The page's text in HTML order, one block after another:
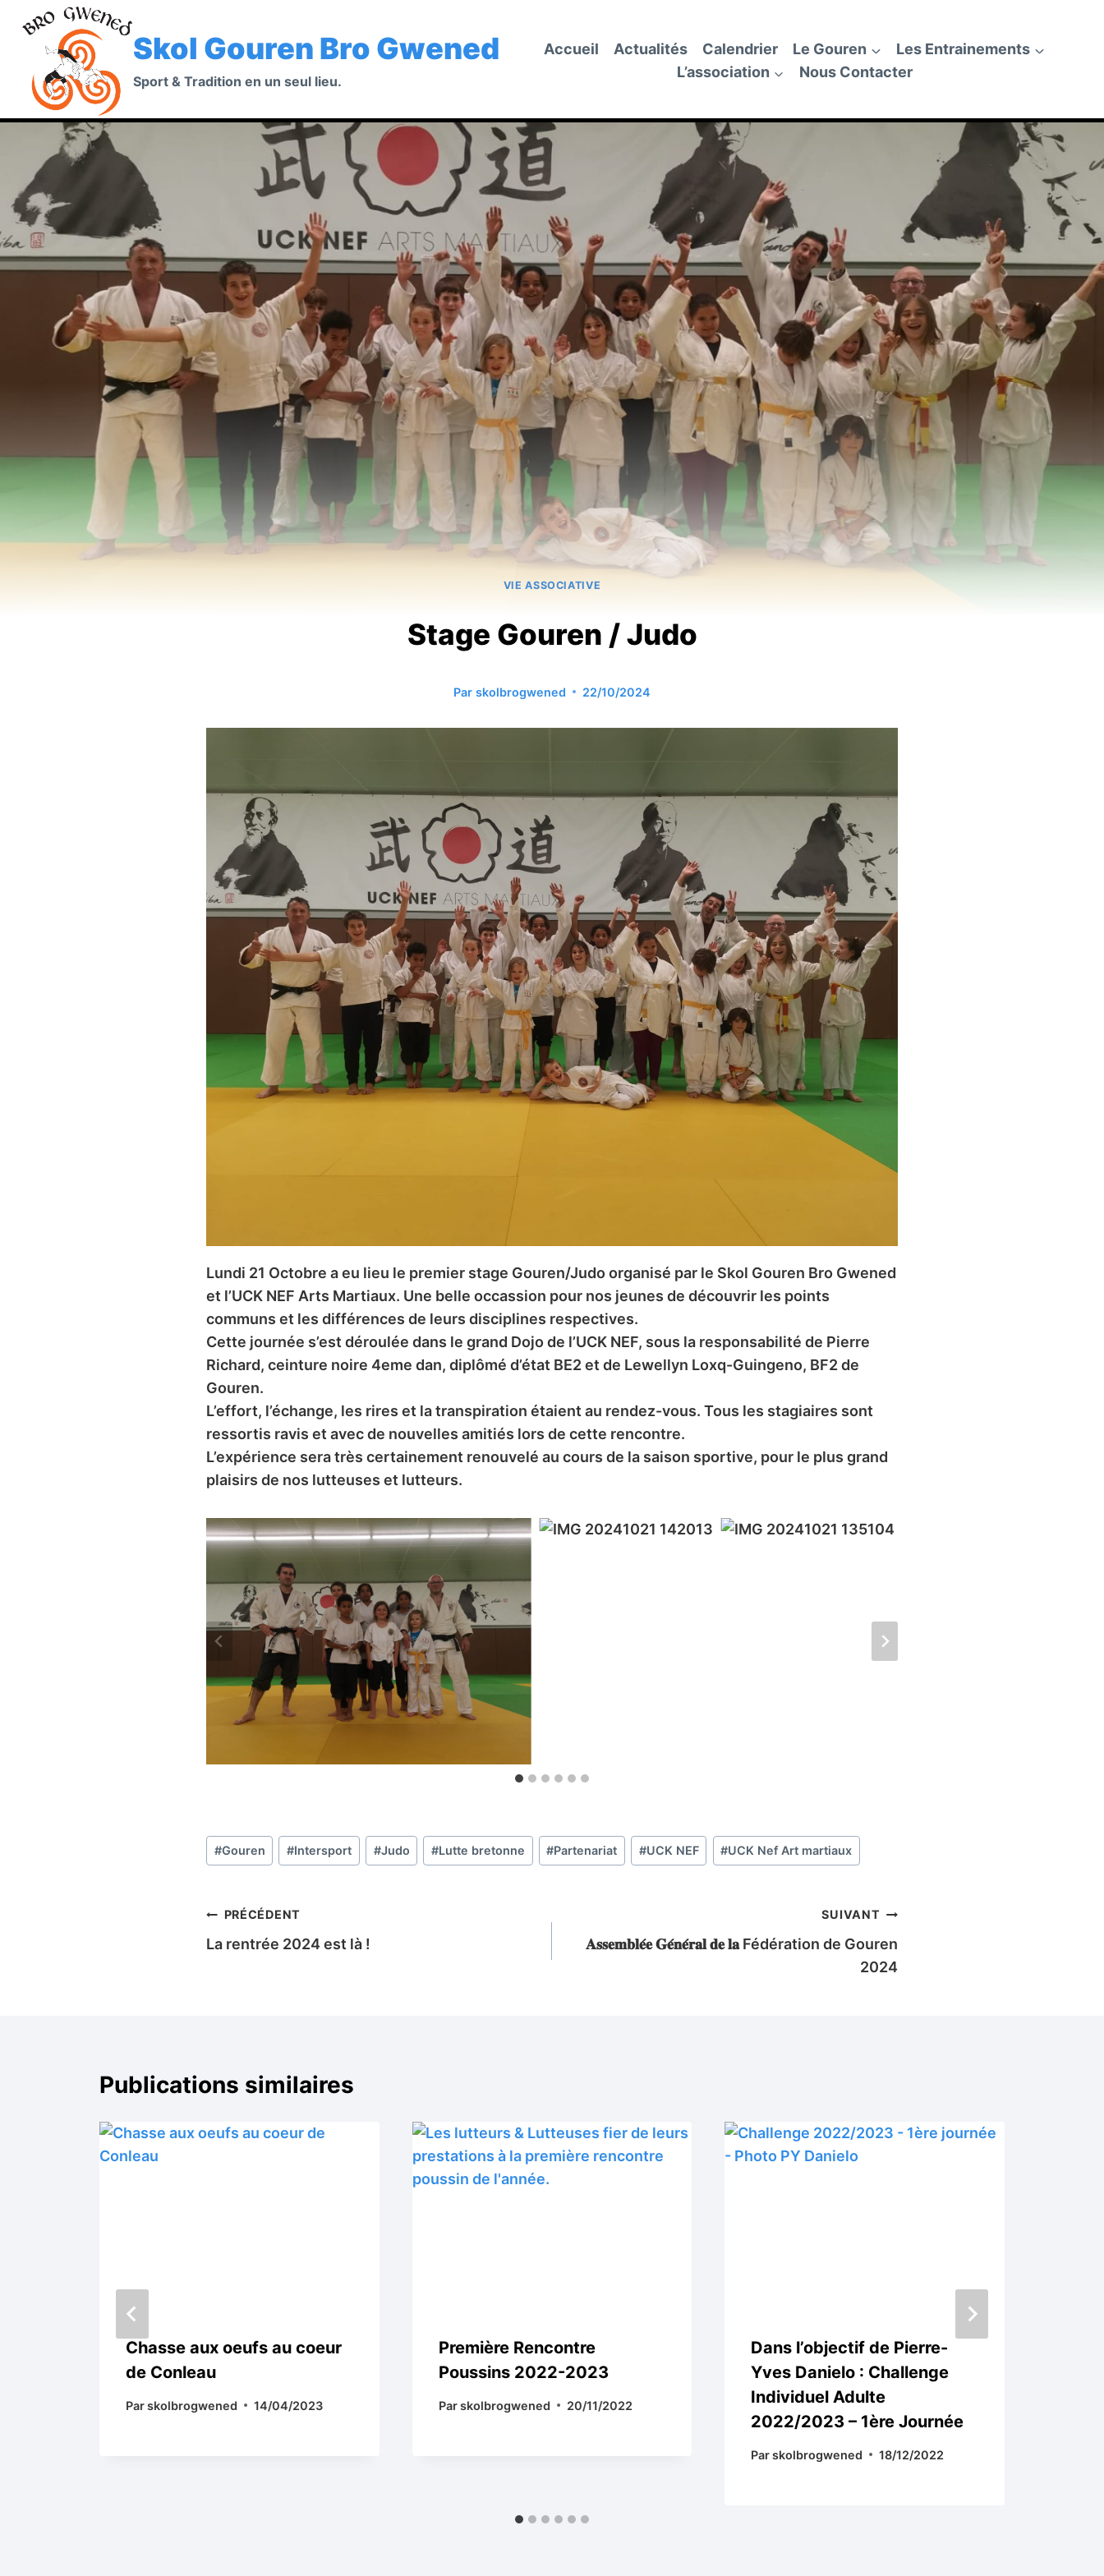
contenu
Skol Gouren Bro Gwened
Sport & Tradition en un seul lieu.
Accueil Actualités Calendrier Le Gouren
Les Entrainements
L’association
Nous Contacter
VIE ASSOCIATIVE
Stage Gouren / Judo
Par skolbrogwened 22/10/2024
Lundi 21 Octobre a eu lieu le premier stage Gouren/Judo organisé par le Skol Gouren Bro Gwened
et l’UCK NEF Arts Martiaux. Une belle occassion pour nos jeunes de découvrir les points
communs et les différences de leurs disciplines respectives.
Cette journée s’est déroulée dans le grand Dojo de l’UCK NEF, sous la responsabilité de Pierre
Richard, ceinture noire 4eme dan, diplômé d’état BE2 et de Lewellyn Loxq-Guingeno, BF2 de
Gouren.
L’effort, l’échange, les rires et la transpiration étaient au rendez-vous. Tous les stagiaires sont
ressortis ravis et avec de nouvelles amitiés lors de cette rencontre.
L’expérience sera très certainement renouvelé au cours de la saison sportive, pour le plus grand
plaisirs de nos lutteuses et lutteurs.
Étiquettes
de
publication :
#Gouren #Intersport #Judo #Lutte bretonne #Partenariat #UCK NEF #UCK Nef Art martiaux
Navigation
de
PRÉCÉDENT
La rentrée 2024 est là !
SUIVANT
𝐀𝐬𝐬𝐞𝐦𝐛𝐥𝐞́𝐞 𝐆𝐞́𝐧𝐞́𝐫𝐚𝐥 𝐝𝐞 𝐥𝐚 Fédération de Gouren
2024
Publications similaires
Chasse aux oeufs au coeur
de Conleau
Parskolbrogwened 14/04/2023
Première Rencontre
Poussins 2022-2023
Parskolbrogwened 20/11/2022
Dans l’objectif de Pierre-
Yves Danielo : Challenge
Individuel Adulte
2022/2023 – 1ère Journée
Par skolbrogwened 18/12/2022